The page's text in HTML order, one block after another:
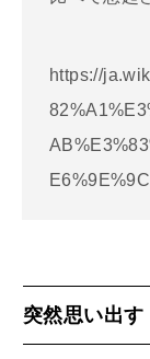
https://
E6%9E%9C
突然思い出す